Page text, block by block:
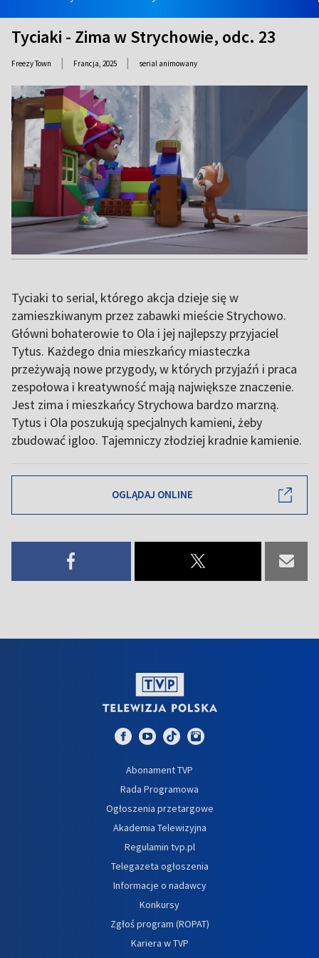
Tyciaki - Zima w Strychowie, odc. 23
Freezy Town | Francja, 2025 | serial animowany
Tyciaki to serial, którego akcja dzieje się w
zamieszkiwanym przez zabawki mieście Strychowo.
Główni bohaterowie to Ola i jej najlepszy przyjaciel
Tytus. Każdego dnia mieszkańcy miasteczka
przeżywają nowe przygody, w których przyjaźń i praca
zespołowa i kreatywność mają największe znaczenie.
Jest zima i mieszkańcy Strychowa bardzo marzną.
Tytus i Ola poszukują specjalnych kamieni, żeby
zbudować igloo. Tajemniczy złodziej kradnie kamienie.
OGLĄDAJ ONLINE
Abonament TVP
Rada Programowa
Ogłoszenia przetargowe
Akademia Telewizyjna
Regulamin tvp.pl
Telegazeta ogłoszenia
Informacje o nadawcy
Konkursy
Zgłoś program (ROPAT)
Kariera w TVP